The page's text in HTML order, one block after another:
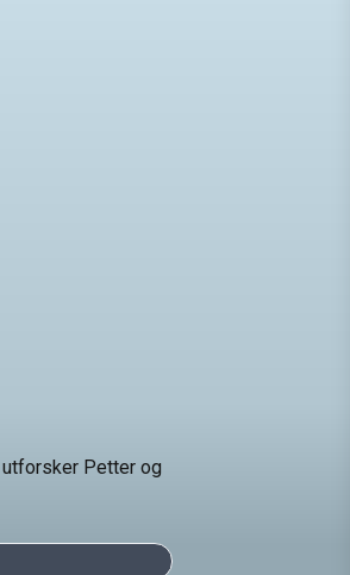
utforsker Petter og